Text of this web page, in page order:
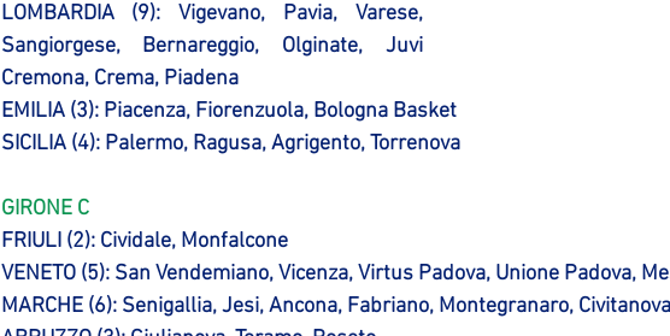
LOMBARDIA (9): Vigevano, Pavia, Varese,
Sangiorgese, Bernareggio, Olginate, Juvi
Cremona, Crema, Piadena
EMILIA (3): Piacenza, Fiorenzuola, Bologna Basket
SICILIA (4): Palermo, Ragusa, Agrigento, Torrenova
GIRONE C
FRIULI (2): Cividale, Monfalcone
VENETO (5): San Vendemiano, Vicenza, Virtus Padova, Unione Padova,
MARCHE (6): Senigallia, Jesi, Ancona, Fabriano, Montegranaro, Civitanova